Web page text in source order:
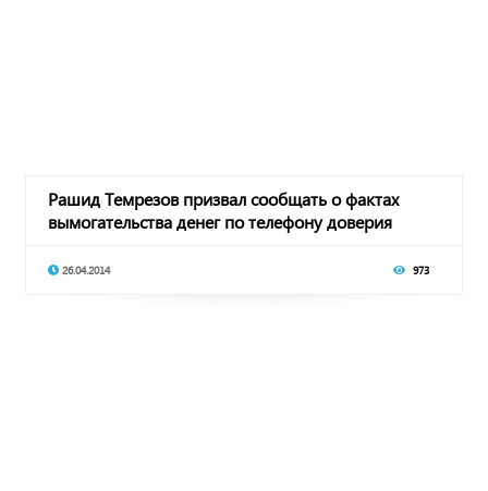
Рашид Темрезов призвал сообщать о фактах
вымогательства денег по телефону доверия
26.04.2014 973